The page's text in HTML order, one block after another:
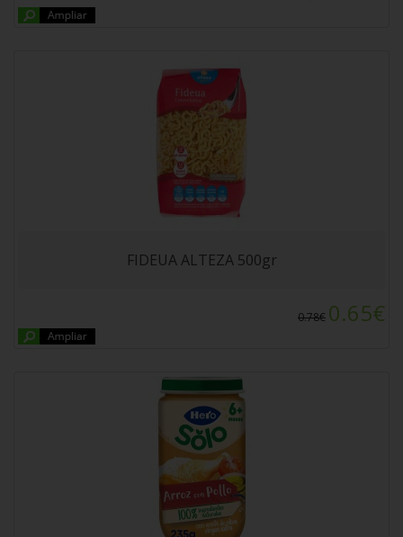
FIDEUA ALTEZA 500gr
0.78€ 0.65€
POTITO HERO BABY POLLO CON ARROZ